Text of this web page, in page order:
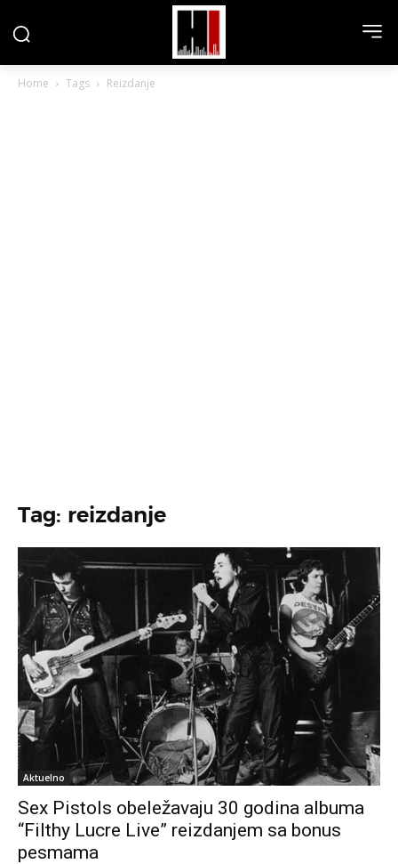
Home Tags Reizdanje
Tag: reizdanje
Aktuelno
Sex Pistols obeležavaju 30 godina albuma
“Filthy Lucre Live” reizdanjem sa bonus
pesmama